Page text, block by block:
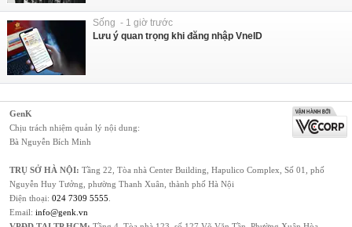
Sống - 1 giờ trước
Lưu ý quan trọng khi đăng nhập VneID
GenK
Chịu trách nhiệm quản lý nội dung:
Bà Nguyễn Bích Minh
TRỤ SỞ HÀ NỘI: Tầng 22, Tòa nhà Center Building, Hapulico Complex, Số 01, phố
Nguyễn Huy Tưởng, phường Thanh Xuân, thành phố Hà Nội
Điện thoại: 024 7309 5555
Email: info@genk.vn